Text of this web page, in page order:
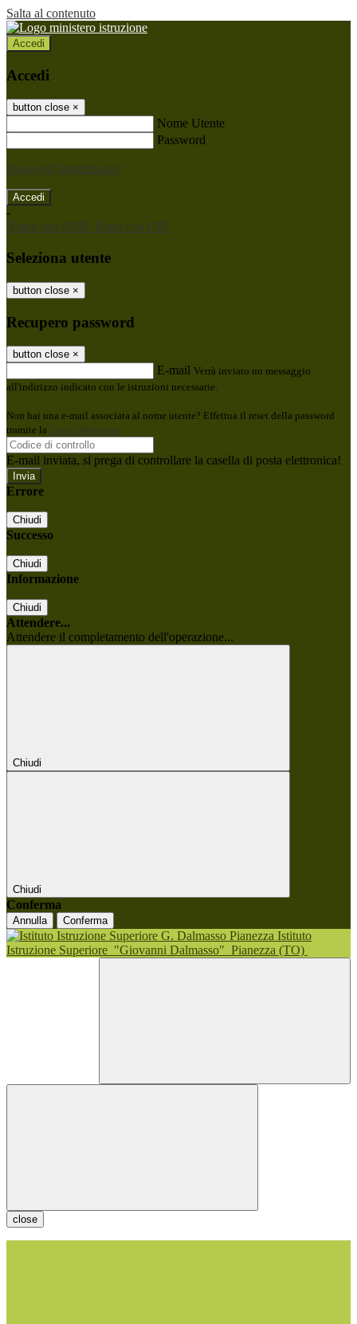
Salta al contenuto
Accedi
Accedi
button close ×
Nome Utente
Password
Password dimenticata?
-
Entra con SPID Entra con CIE
Seleziona utente
button close ×
Recupero password
button close ×
E-mail Verrà inviato un messaggio
all'indirizzo indicato con le istruzioni necessarie.
Non hai una e-mail associata al nome utente? Effettua il reset della password
tramite la Login Spaggiari
E-mail inviata, si prega di controllare la casella di posta elettronica!
Errore
Chiudi
Successo
Chiudi
Informazione
Chiudi
Attendere...
Attendere il completamento dell'operazione...
Chiudi
Chiudi
Conferma
Annulla Conferma
Istituto
Istruzione Superiore "Giovanni Dalmasso" Pianezza (TO)
close